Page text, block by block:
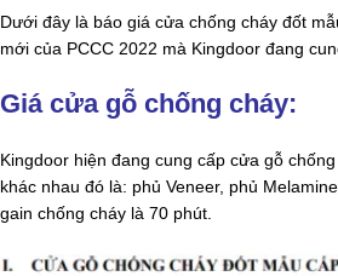
Dưới đây là báo giá cửa chống cháy đốt
mới của PCCC 2022 mà Kingdoor đang
Giá cửa gỗ chống cháy:
Kingdoor hiện đang cung cấp cửa gỗ
khác nhau đó là: phủ Veneer, phủ
gain chống cháy là 70 phút.